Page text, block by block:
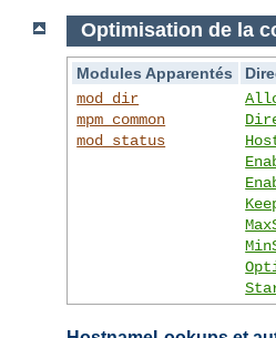
Optimisation de la
Modules Apparentés
mod_dir
mpm_common
mod_status